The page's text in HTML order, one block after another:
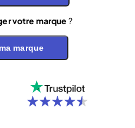
votre marque ?
marque